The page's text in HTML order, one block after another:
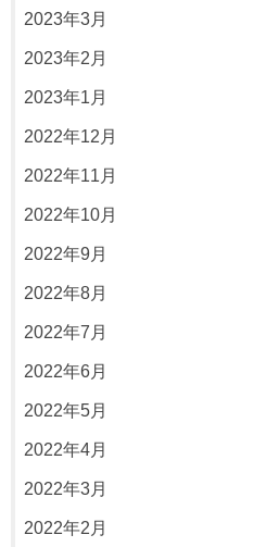
2023年3月
2023年2月
2023年1月
2022年12月
2022年11月
2022年10月
2022年9月
2022年8月
2022年7月
2022年6月
2022年5月
2022年4月
2022年3月
2022年2月